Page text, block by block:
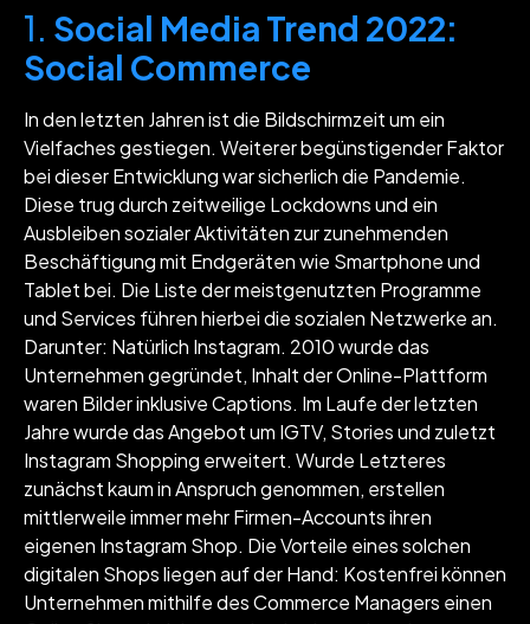
1. Social Media Trend 2022:
Social Commerce
In den letzten Jahren ist die Bildschirmzeit um ein
Vielfaches gestiegen. Weiterer begünstigender Faktor
bei dieser Entwicklung war sicherlich die Pandemie.
Diese trug durch zeitweilige Lockdowns und ein
Ausbleiben sozialer Aktivitäten zur zunehmenden
Beschäftigung mit Endgeräten wie Smartphone und
Tablet bei. Die Liste der meistgenutzten Programme
und Services führen hierbei die sozialen Netzwerke an.
Darunter: Natürlich Instagram. 2010 wurde das
Unternehmen gegründet, Inhalt der Online-Plattform
waren Bilder inklusive Captions. Im Laufe der letzten
Jahre wurde das Angebot um IGTV, Stories und zuletzt
Instagram Shopping erweitert. Wurde Letzteres
zunächst kaum in Anspruch genommen, erstellen
mittlerweile immer mehr Firmen-Accounts ihren
eigenen Instagram Shop. Die Vorteile eines solchen
digitalen Shops liegen auf der Hand: Kostenfrei können
Unternehmen mithilfe des Commerce Managers einen